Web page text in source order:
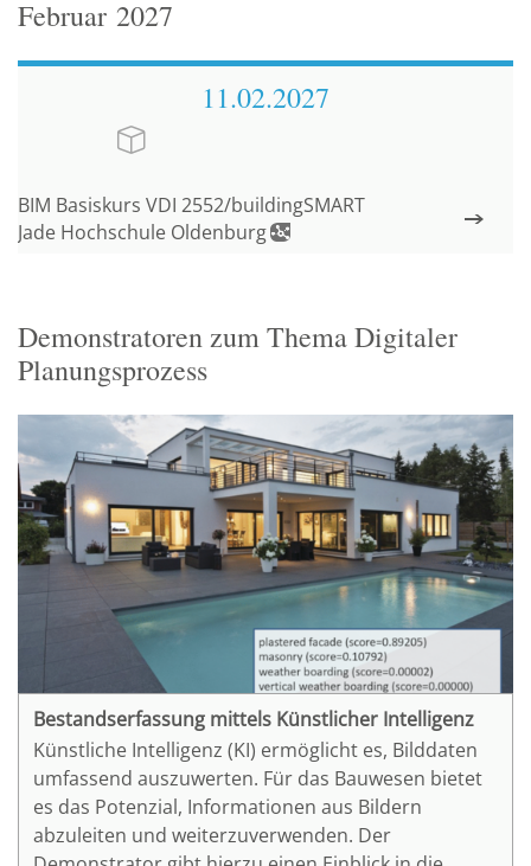
Februar 2027
11.02.2027
Jade Hochschule Oldenburg
BIM Basiskurs VDI 2552/buildingSMART
Demonstratoren zum Thema Digitaler
Planungsprozess
Bestandserfassung mittels Künstlicher Intelligenz
Künstliche Intelligenz (KI) ermöglicht es, Bilddaten
umfassend auszuwerten. Für das Bauwesen bietet
es das Potenzial, Informationen aus Bildern
abzuleiten und weiterzuverwenden. Der